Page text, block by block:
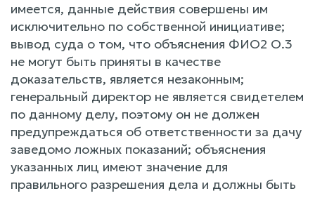
имеется, данные действия совершены им
исключительно по собственной инициативе;
вывод суда о том, что объяснения ФИО2 О.3
не могут быть приняты в качестве
доказательств, является незаконным;
генеральный директор не является свидетелем
по данному делу, поэтому он не должен
предупреждаться об ответственности за дачу
заведомо ложных показаний; объяснения
указанных лиц имеют значение для
правильного разрешения дела и должны быть